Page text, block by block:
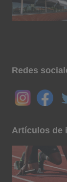
Redes
Artículos de